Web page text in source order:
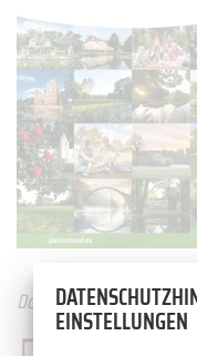
Downloads
EINSTELLUNGEN